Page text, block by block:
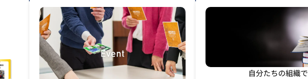
自分たちの組織で